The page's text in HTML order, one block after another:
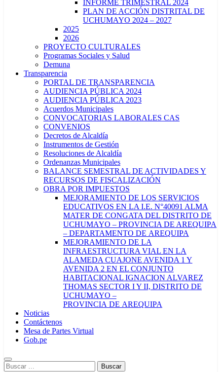
INFORME TRIMESTRAL 2024
PLAN DE ACCIÓN DISTRITAL DE
UCHUMAYO 2024 – 2027
2025
2026
PROYECTO CULTURALES
Programas Sociales y Salud
Demuna
Transparencia
PORTAL DE TRANSPARENCIA
AUDIENCIA PÚBLICA 2024
AUDIENCIA PÚBLICA 2023
Acuerdos Municipales
CONVOCATORIAS LABORALES CAS
CONVENIOS
Decretos de Alcaldía
Instrumentos de Gestión
Resoluciones de Alcaldía
Ordenanzas Municipales
BALANCE SEMESTRAL DE ACTIVIDADES Y
RECURSOS DE FISCALIZACIÓN
OBRA POR IMPUESTOS
MEJORAMIENTO DE LOS SERVICIOS
EDUCATIVOS EN LA I.E. N°40091 ALMA
MATER DE CONGATA DEL DISTRITO DE
UCHUMAYO – PROVINCIA DE AREQUIPA
– DEPARTAMENTO DE AREQUIPA
MEJORAMIENTO DE LA
INFRAESTRUCTURA VIAL EN LA
ALAMEDA CUAJONE AVENIDA 1 Y
AVENIDA 2 EN EL CONJUNTO
HABITACIONAL IGNACION ALVAREZ
THOMAS SECTOR I Y II, DISTRITO DE
UCHUMAYO –
PROVINCIA DE AREQUIPA
Noticias
Contáctenos
Mesa de Partes Virtual
Gob.pe
Buscar: